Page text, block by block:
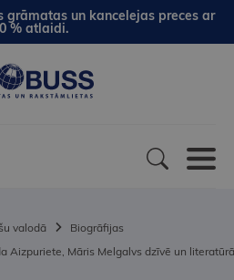
grāmatas un kancelejas preces ar
% atlaidi.
valodā
Biogrāfijas
Aizpuriete, Māris Melgalvs dzīvē un literatūrā